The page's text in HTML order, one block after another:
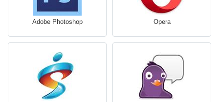
Adobe Photoshop Opera